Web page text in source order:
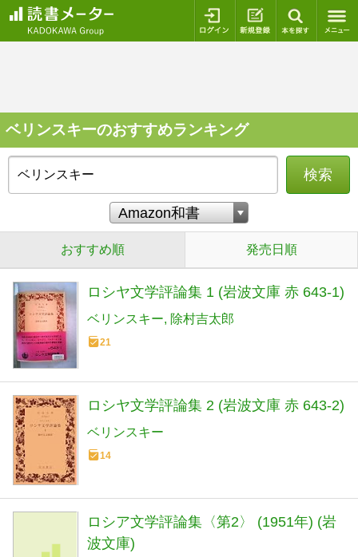
ログイン 新規登録
ベリンスキーのおすすめランキング
検索
おすすめ順 発売日順
ロシヤ文学評論集 1 (岩波文庫 赤 643-1)
ベリンスキー 除村吉太郎
21
ロシヤ文学評論集 2 (岩波文庫 赤 643-2)
ベリンスキー
14
ロシア文学評論集〈第2〉 (1951年) (岩
波文庫)